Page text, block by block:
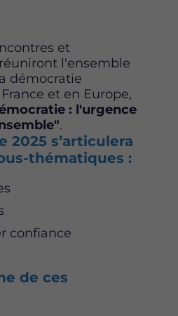
g
e
s
u
F
a
g
s
u
T
w
u
et
l'ensemble
démocratie
et en Europe,
: l'urgence
.
2025 s’articulera
thématiques :
confiance
de ces